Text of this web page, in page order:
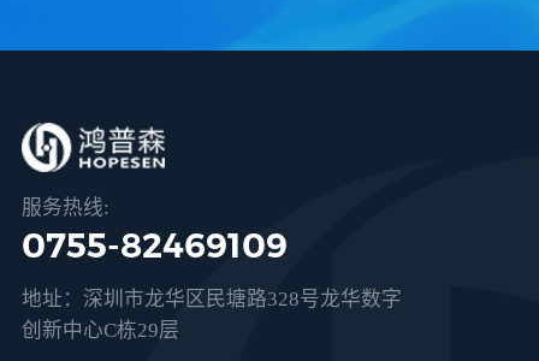
服务热线:
0755-82469109
地址：深圳市龙华区民塘路328号龙华数字
创新中心C栋29层